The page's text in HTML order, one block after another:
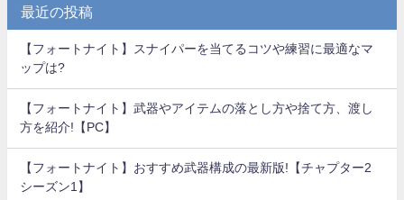
最近の投稿
【フォートナイト】スナイパーを当てるコツや練習に最適なマ
ップは?
【フォートナイト】武器やアイテムの落とし方や捨て方、渡し
方を紹介!【PC】
【フォートナイト】おすすめ武器構成の最新版!【チャプター2
シーズン1】